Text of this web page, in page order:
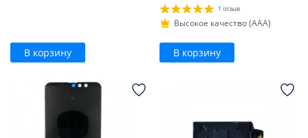
В корзину
1 отзыв
Высокое качество (AAA)
В корзину